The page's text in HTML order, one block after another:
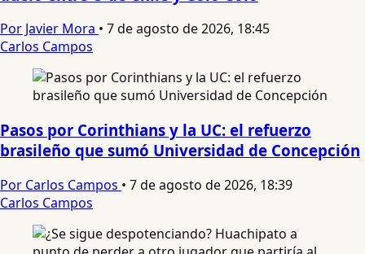
Por Javier Mora • 7 de agosto de 2026, 18:45
Carlos Campos
Pasos por Corinthians y la UC: el refuerzo
brasileño que sumó Universidad de Concepción
Por Carlos Campos • 7 de agosto de 2026, 18:39
Carlos Campos